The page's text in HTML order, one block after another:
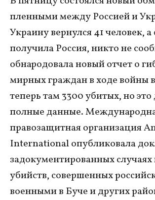
пленными между Россией и
Украину вернулся 41 человек,
получила Россия, никто не
обнародовала новый отчет о
мирных граждан в ходе войны
теперь там 3300 убитых, но это
полные данные.
правозащитная организация
International опубликовала
задокументированных
убийств, совершенных
военными в Буче и других